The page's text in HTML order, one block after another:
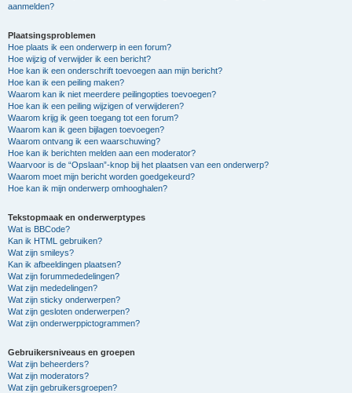
aanmelden?
Plaatsingsproblemen
Hoe plaats ik een onderwerp in een forum?
Hoe wijzig of verwijder ik een bericht?
Hoe kan ik een onderschrift toevoegen aan mijn bericht?
Hoe kan ik een peiling maken?
Waarom kan ik niet meerdere peilingopties toevoegen?
Hoe kan ik een peiling wijzigen of verwijderen?
Waarom krijg ik geen toegang tot een forum?
Waarom kan ik geen bijlagen toevoegen?
Waarom ontvang ik een waarschuwing?
Hoe kan ik berichten melden aan een moderator?
Waarvoor is de “Opslaan”-knop bij het plaatsen van een onderwerp?
Waarom moet mijn bericht worden goedgekeurd?
Hoe kan ik mijn onderwerp omhooghalen?
Tekstopmaak en onderwerptypes
Wat is BBCode?
Kan ik HTML gebruiken?
Wat zijn smileys?
Kan ik afbeeldingen plaatsen?
Wat zijn forummededelingen?
Wat zijn mededelingen?
Wat zijn sticky onderwerpen?
Wat zijn gesloten onderwerpen?
Wat zijn onderwerppictogrammen?
Gebruikersniveaus en groepen
Wat zijn beheerders?
Wat zijn moderators?
Wat zijn gebruikersgroepen?